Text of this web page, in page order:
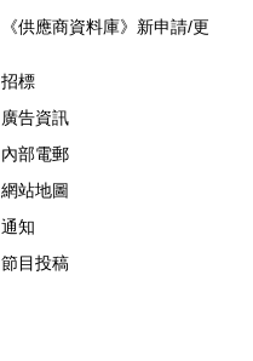
《供應商資料庫》新申請/更
招標
廣告資訊
內部電郵
網站地圖
通知
節目投稿